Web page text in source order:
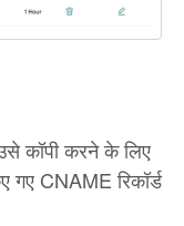
कॉपी करने के लिए
CNAME रिकॉर्ड